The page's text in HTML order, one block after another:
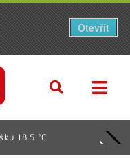
18.5 °C
Otevřít